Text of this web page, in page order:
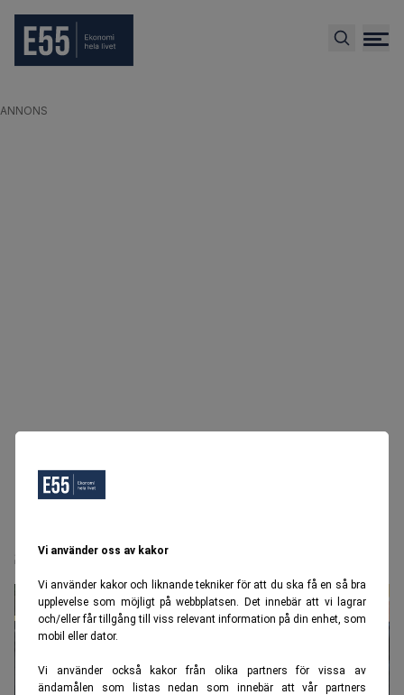
Vi använder oss av kakor
Vi använder kakor och liknande tekniker för att du ska få en så bra
upplevelse som möjligt på webbplatsen. Det innebär att vi lagrar
och/eller får tillgång till viss relevant information på din enhet, som
mobil eller dator.
Vi använder också kakor från olika partners för vissa av
ändamålen som listas nedan som innebär att vår partners
ANNONS
sanktionshot